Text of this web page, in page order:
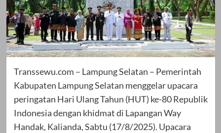
Transsewu.com – Lampung Selatan – Pemerintah
Kabupaten Lampung Selatan menggelar upacara
peringatan Hari Ulang Tahun (HUT) ke-80 Republik
Indonesia dengan khidmat di Lapangan Way
Handak, Kalianda, Sabtu (17/8/2025). Upacara